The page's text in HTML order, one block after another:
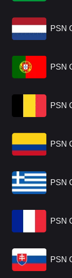
PSN
PSN
PSN
PSN
PSN
PSN
PSN